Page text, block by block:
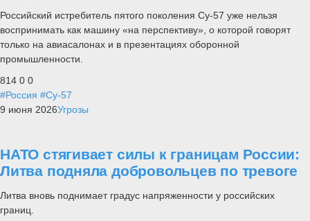
Российский истребитель пятого поколения Су-57 уже нельзя
воспринимать как машину «на перспективу», о которой говорят
только на авиасалонах и в презентациях оборонной
промышленности.
814 0 0
#Россия #Су-57
9 июня 2026Угрозы
НАТО стягивает силы к границам России:
Литва подняла добровольцев по тревоге
Литва вновь поднимает градус напряженности у российских
границ.